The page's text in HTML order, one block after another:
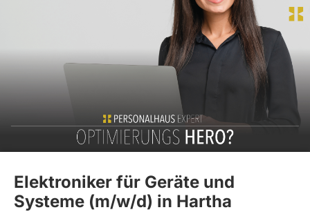
Elektroniker für Geräte und
Systeme (m/w/d) in Hartha